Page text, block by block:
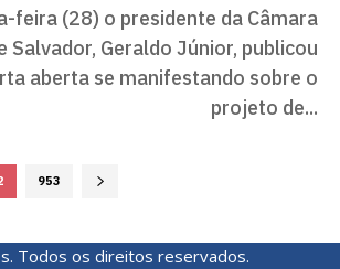
feira (28) o presidente da Câmara
Salvador, Geraldo Júnior, publicou
aberta se manifestando sobre o
projeto de...
953
Todos os direitos reservados.